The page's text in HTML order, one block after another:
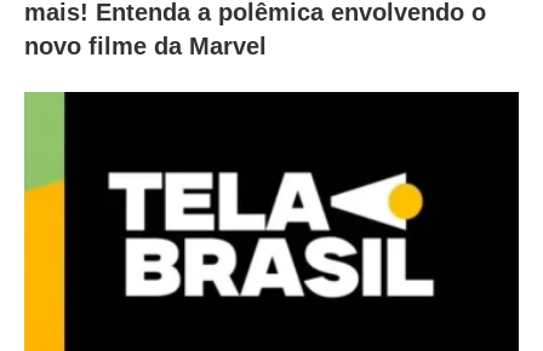
ú
d
o
mais! Entenda a polêmica envolvendo o
novo filme da Marvel